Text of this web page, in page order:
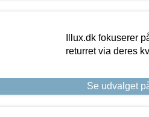
Illux.dk fokuserer
returret via deres
Se udvalget